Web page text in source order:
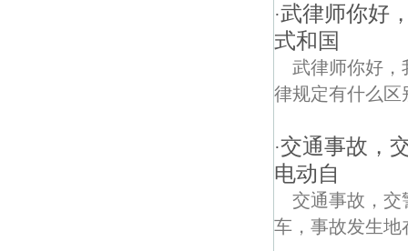
·武律师你好
式和国
武律师你好，
律规定有什么区
·交通事故，
电动自
交通事故，交
车，事故发生地